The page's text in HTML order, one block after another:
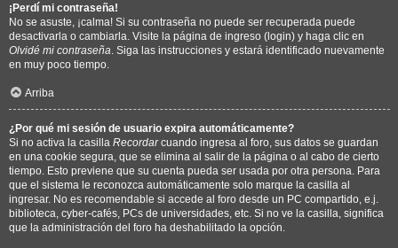
¡Perdí mi contraseña!
No se asuste, ¡calma! Si su contraseña no puede ser recuperada puede
desactivarla o cambiarla. Visite la página de ingreso (login) y haga clic en
Olvidé mi contraseña . Siga las instrucciones y estará identificado nuevamente
en muy poco tiempo.
Arriba
¿Por qué mi sesión de usuario expira automáticamente?
Si no activa la casilla Recordarcuando ingresa al foro, sus datos se guardan
en una cookie segura, que se elimina al salir de la página o al cabo de cierto
tiempo. Esto previene que su cuenta pueda ser usada por otra persona. Para
que el sistema le reconozca automáticamente solo marque la casilla al
ingresar. No es recomendable si accede al foro desde un PC compartido, e.j.
biblioteca, cyber-cafés, PCs de universidades, etc. Si no ve la casilla, significa
que la administración del foro ha deshabilitado la opción.